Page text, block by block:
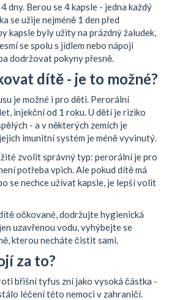
dny. Berou se 4 kapsle - jedna každý
se užije nejméně 1 den před
kapsle byly užity na prázdný žaludek,
se spolu s jídlem nebo nápoji
dodržovat pokyny přesně.
dítě - je to možné?
je možné i pro děti. Perorální
injekční od 1 roku. U dětí je riziko
- a v některých zemích je
imunitní systém je méně vyvinutý.
zvolit správný typ: perorální je pro
potřeba vpich. Ale pokud dítě má
se nechce užívat kapsle, je lepší volit
očkované, dodržujte hygienická
uzavřenou vodu, vyhýbejte se
kterou necháte čistit sami.
za to?
břišní tyfus zní jako vysoká částka -
léčení této nemoci v zahraničí.